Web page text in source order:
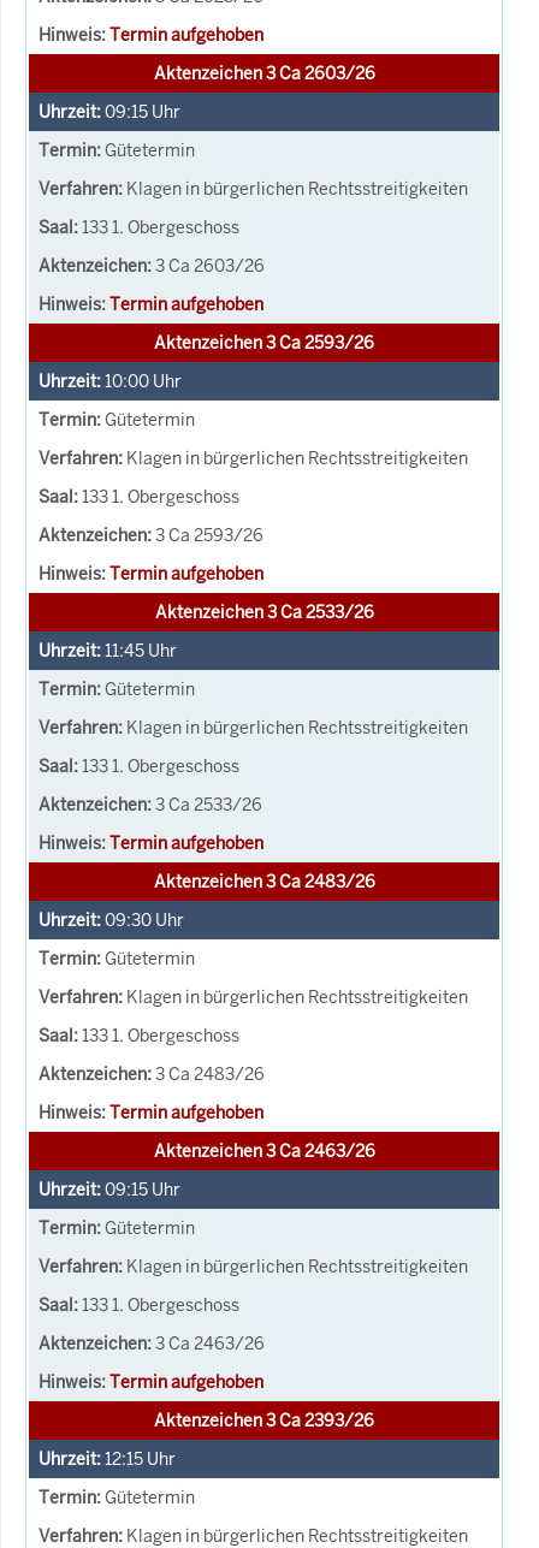
Termin aufgehoben
Aktenzeichen 3 Ca 2603/26
09:15 Uhr
Gütetermin
Klagen in bürgerlichen Rechtsstreitigkeiten
133 1. Obergeschoss
3 Ca 2603/26
Termin aufgehoben
Aktenzeichen 3 Ca 2593/26
10:00 Uhr
Gütetermin
Klagen in bürgerlichen Rechtsstreitigkeiten
133 1. Obergeschoss
3 Ca 2593/26
Termin aufgehoben
Aktenzeichen 3 Ca 2533/26
11:45 Uhr
Gütetermin
Klagen in bürgerlichen Rechtsstreitigkeiten
133 1. Obergeschoss
3 Ca 2533/26
Termin aufgehoben
Aktenzeichen 3 Ca 2483/26
09:30 Uhr
Gütetermin
Klagen in bürgerlichen Rechtsstreitigkeiten
133 1. Obergeschoss
3 Ca 2483/26
Termin aufgehoben
Aktenzeichen 3 Ca 2463/26
09:15 Uhr
Gütetermin
Klagen in bürgerlichen Rechtsstreitigkeiten
133 1. Obergeschoss
3 Ca 2463/26
Termin aufgehoben
Aktenzeichen 3 Ca 2393/26
12:15 Uhr
Gütetermin
Klagen in bürgerlichen Rechtsstreitigkeiten